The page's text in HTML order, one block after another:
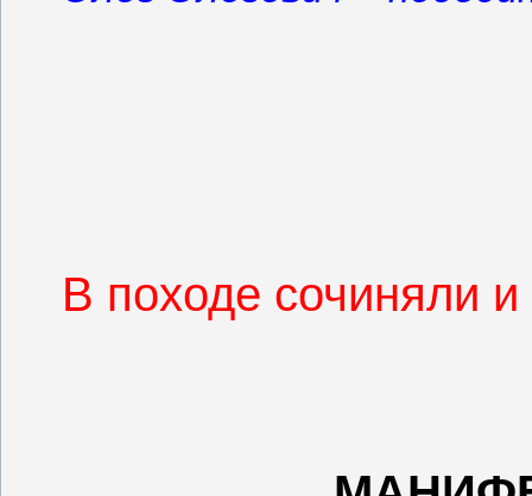
В походе сочиняли